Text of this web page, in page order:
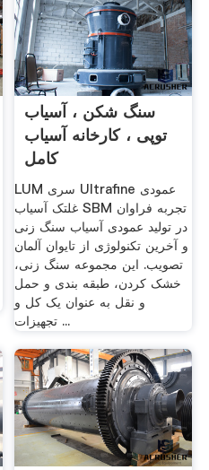
سنگ شکن ، آسیاب
توپی ، کارخانه آسیاب
کامل
LUM سری Ultrafine عمودی
غلتک آسیاب SBM تجربه فراوان
در تولید عمودی آسیاب سنگ زنی
و آخرین تکنولوژی از تایوان آلمان
تصویب. این مجموعه سنگ زنی،
خشک کردن، طبقه بندی و حمل
و نقل به عنوان یک کل و
تجهیزات ...